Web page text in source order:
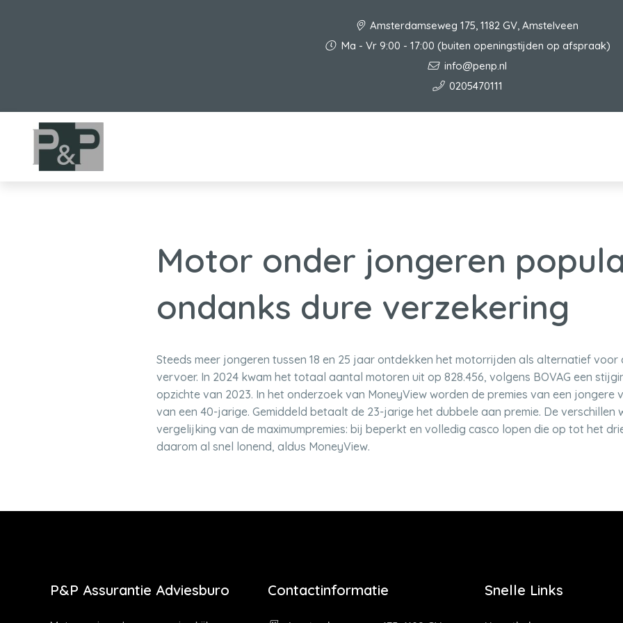
Amsterdamseweg 175, 1182 GV, Amstelveen
Ma - Vr 9:00 - 17:00 (buiten openingstijden op afspraak)
info@penp.nl
0205470111
Motor onder jongeren
ondanks dure verzekering
Steeds meer jongeren tussen 18 en 25 jaar ontdekken het motorrijden als alternatief
vervoer. In 2024 kwam het totaal aantal motoren uit op 828.456, volgens BOVAG een
opzichte van 2023. In het onderzoek van MoneyView worden de premies van een jongere
van een 40-jarige. Gemiddeld betaalt de 23-jarige het dubbele aan premie. De verschillen
vergelijking van de maximumpremies: bij beperkt en volledig casco lopen die op tot het
daarom al snel lonend, aldus MoneyView.
P&P Assurantie Adviesburo Contactinformatie Snelle Links